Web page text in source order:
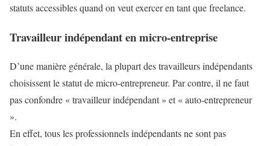
statuts accessibles quand on veut exercer en tant que freelance.
Travailleur indépendant en micro-entreprise
D’une manière générale, la plupart des travailleurs indépendants
choisissent le statut de micro-entrepreneur. Par contre, il ne faut
pas confondre « travailleur indépendant » et « auto-entrepreneur
».
En effet, tous les professionnels indépendants ne sont pas